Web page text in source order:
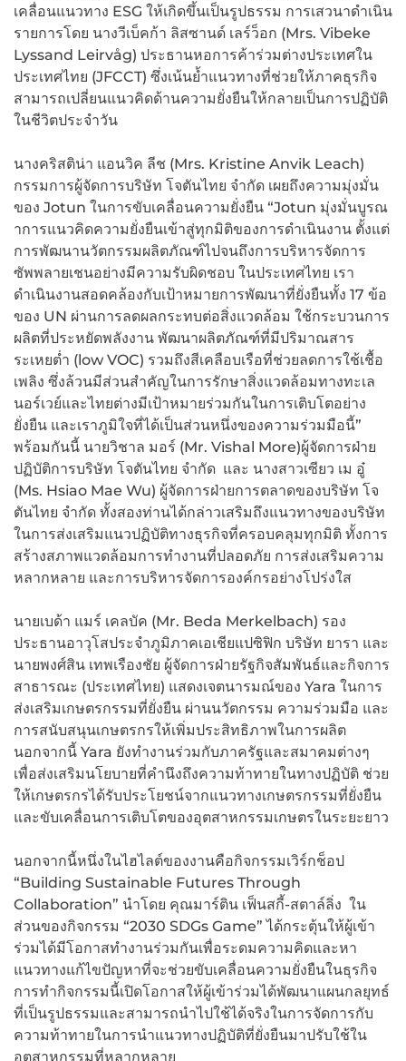
เคลื่อนแนวทาง ESG ให้เกิดขึ้นเป็นรูปธรรม การเสวนาดำเนิน
รายการโดย นางวีเบ็คก้า ลิสซานด์ เลร์ว็อก (Mrs. Vibeke
Lyssand Leirvåg) ประธานหอการค้าร่วมต่างประเทศใน
ประเทศไทย (JFCCT) ซึ่งเน้นย้ำแนวทางที่ช่วยให้ภาคธุรกิจ
สามารถเปลี่ยนแนวคิดด้านความยั่งยืนให้กลายเป็นการปฏิบัติ
ในชีวิตประจำวัน
นางคริสติน่า แอนวิค ลีช (Mrs. Kristine Anvik Leach)
กรรมการผู้จัดการบริษัท โจตันไทย จำกัด เผยถึงความมุ่งมั่น
ของ Jotun ในการขับเคลื่อนความยั่งยืน “Jotun มุ่งมั่นบูรณ
าการแนวคิดความยั่งยืนเข้าสู่ทุกมิติของการดำเนินงาน ตั้งแต่
การพัฒนานวัตกรรมผลิตภัณฑ์ไปจนถึงการบริหารจัดการ
ซัพพลายเชนอย่างมีความรับผิดชอบ ในประเทศไทย เรา
ดำเนินงานสอดคล้องกับเป้าหมายการพัฒนาที่ยั่งยืนทั้ง 17 ข้อ
ของ UN ผ่านการลดผลกระทบต่อสิ่งแวดล้อม ใช้กระบวนการ
ผลิตที่ประหยัดพลังงาน พัฒนาผลิตภัณฑ์ที่มีปริมาณสาร
ระเหยต่ำ (low VOC) รวมถึงสีเคลือบเรือที่ช่วยลดการใช้เชื้อ
เพลิง ซึ่งล้วนมีส่วนสำคัญในการรักษาสิ่งแวดล้อมทางทะเล
นอร์เวย์และไทยต่างมีเป้าหมายร่วมกันในการเติบโตอย่าง
ยั่งยืน และเราภูมิใจที่ได้เป็นส่วนหนึ่งของความร่วมมือนี้”
พร้อมกันนี้ นายวิชาล มอร์ (Mr. Vishal More)ผู้จัดการฝ่าย
ปฏิบัติการบริษัท โจตันไทย จำกัด และ นางสาวเซียว เม อู๋
(Ms. Hsiao Mae Wu) ผู้จัดการฝ่ายการตลาดของบริษัท โจ
ตันไทย จำกัด ทั้งสองท่านได้กล่าวเสริมถึงแนวทางของบริษัท
ในการส่งเสริมแนวปฏิบัติทางธุรกิจที่ครอบคลุมทุกมิติ ทั้งการ
สร้างสภาพแวดล้อมการทำงานที่ปลอดภัย การส่งเสริมความ
หลากหลาย และการบริหารจัดการองค์กรอย่างโปร่งใส
นายเบด้า แมร์ เคลบัค (Mr. Beda Merkelbach) รอง
ประธานอาวุโสประจำภูมิภาคเอเชียแปซิฟิก บริษัท ยารา และ
นายพงศ์สิน เทพเรืองชัย ผู้จัดการฝ่ายรัฐกิจสัมพันธ์และกิจการ
สาธารณะ (ประเทศไทย) แสดงเจตนารมณ์ของ Yara ในการ
ส่งเสริมเกษตรกรรมที่ยั่งยืน ผ่านนวัตกรรม ความร่วมมือ และ
การสนับสนุนเกษตรกรให้เพิ่มประสิทธิภาพในการผลิต
นอกจากนี้ Yara ยังทำงานร่วมกับภาครัฐและสมาคมต่างๆ
เพื่อส่งเสริมนโยบายที่คำนึงถึงความท้าทายในทางปฏิบัติ ช่วย
ให้เกษตรกรได้รับประโยชน์จากแนวทางเกษตรกรรมที่ยั่งยืน
และขับเคลื่อนการเติบโตของอุตสาหกรรมเกษตรในระยะยาว
นอกจากนี้หนึ่งในไฮไลต์ของงานคือกิจกรรมเวิร์กช็อป
“Building Sustainable Futures Through
Collaboration” นำโดย คุณมาร์ติน เฟ็นสกี้-สตาล์ลิ่ง ใน
ส่วนของกิจกรรม “2030 SDGs Game” ได้กระตุ้นให้ผู้เข้า
ร่วมได้มีโอกาสทำงานร่วมกันเพื่อระดมความคิดและหา
แนวทางแก้ไขปัญหาที่จะช่วยขับเคลื่อนความยั่งยืนในธุรกิจ
การทำกิจกรรมนี้เปิดโอกาสให้ผู้เข้าร่วมได้พัฒนาแผนกลยุทธ์
ที่เป็นรูปธรรมและสามารถนำไปใช้ได้จริงในการจัดการกับ
ความท้าทายในการนำแนวทางปฏิบัติที่ยั่งยืนมาปรับใช้ใน
อุตสาหกรรมที่หลากหลาย